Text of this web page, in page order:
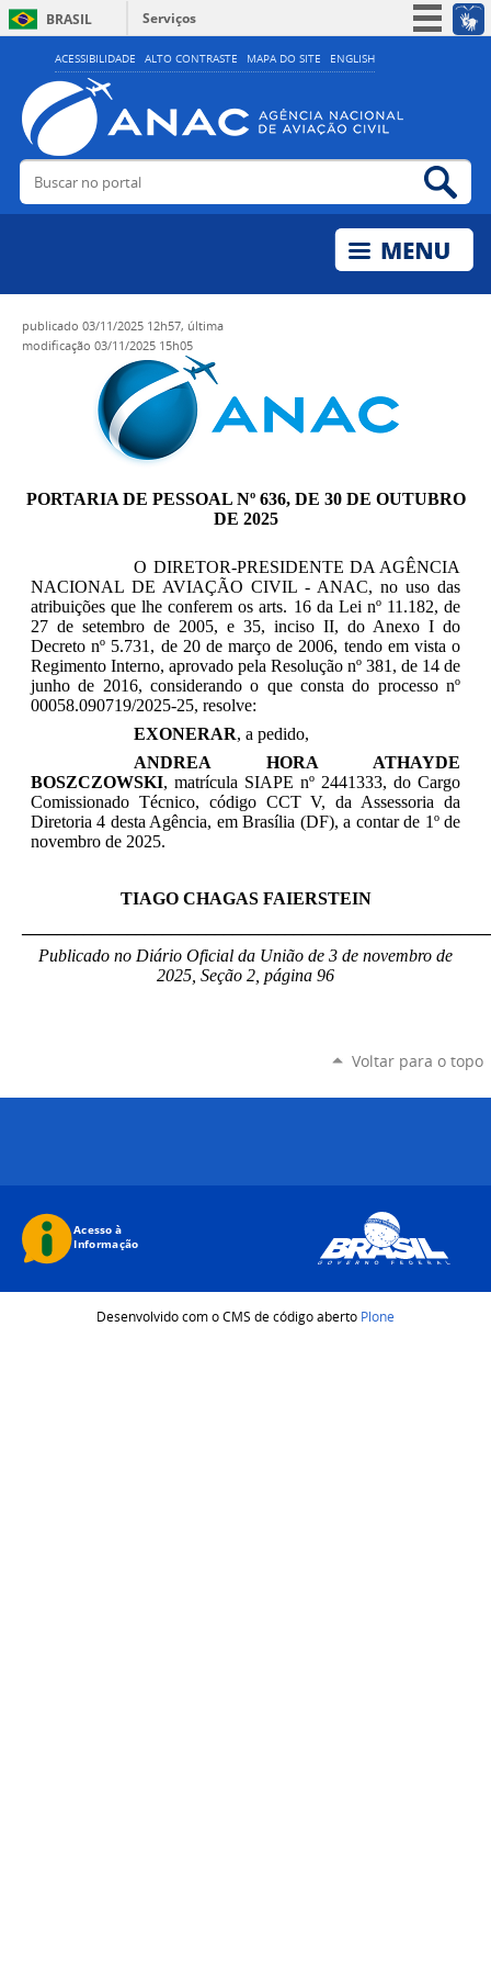
ACESSIBILIDADE ALTO CONTRASTE MAPA DO SITE ENGLISH
BRASIL
Serviços
Simplifique!
Acesso à informação
Legislação
Buscar no portal
publicado 03/11/2025 12h57, última
modificação 03/11/2025 15h05
PORTARIA DE PESSOAL Nº 636, DE 30 DE OUTUBRO
DE 2025
O DIRETOR-PRESIDENTE DA AGÊNCIA
NACIONAL DE AVIAÇÃO CIVIL - ANAC, no uso das
atribuições que lhe conferem os arts. 16 da Lei nº 11.182, de
27 de setembro de 2005, e 35, inciso II, do Anexo I do
Decreto nº 5.731, de 20 de março de 2006, tendo em vista o
Regimento Interno, aprovado pela Resolução nº 381, de 14 de
junho de 2016, considerando o que consta do processo nº
00058.090719/2025-25, resolve:
EXONERAR, a pedido,
ANDREA HORA ATHAYDE
BOSZCZOWSKI, matrícula SIAPE nº 2441333, do Cargo
Comissionado Técnico, código CCT V, da Assessoria da
Diretoria 4 desta Agência, em Brasília (DF), a contar de 1º de
novembro de 2025.
TIAGO CHAGAS FAIERSTEIN
Publicado no Diário Oficial da União de 3 de novembro de
2025, Seção 2, página 96
Voltar para o topo
Desenvolvido com o CMS de código aberto Plone